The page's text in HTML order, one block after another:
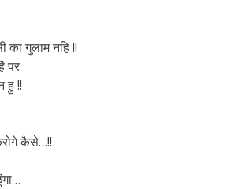
गुलाम नहि !!
पर
हु !!
कैसे…!!